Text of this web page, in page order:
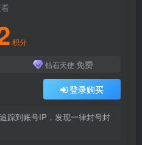
积分
钻石天使 免费
登录购买
踪到账号IP，发现一律封号封